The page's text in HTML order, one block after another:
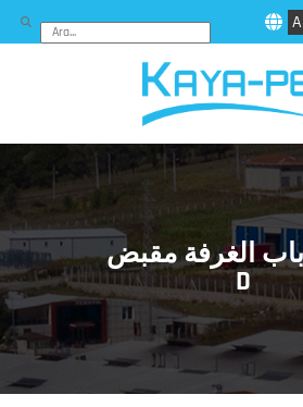
الغرفة مقبض
D